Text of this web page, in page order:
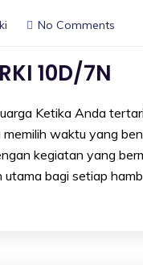
No Comments
10D/7N
Ketika Anda
waktu yang
kegiatan yang
utama bagi setiap